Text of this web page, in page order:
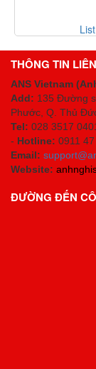
THÔNG TIN
ANS Vietnam
Add: 135 Đường
Phước, Q. Thủ
Tel: 028 3517
- Hotline: 0911
Email:
Website:
ĐƯỜNG ĐẾN